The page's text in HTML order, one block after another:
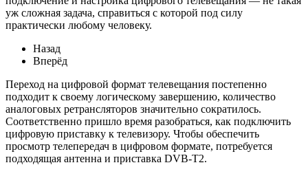
уж сложная задача, справиться с которой под силу
практически любому человеку.
Назад
Вперёд
Переход на цифровой формат телевещания постепенно
подходит к своему логическому завершению, количество
аналоговых ретрансляторов значительно сократилось.
Соответственно пришло время разобраться, как подключить
цифровую приставку к телевизору. Чтобы обеспечить
просмотр телепередач в цифровом формате, потребуется
подходящая антенна и приставка DVB-T2.